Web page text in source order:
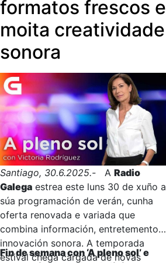
‘Lixa e verniz'; series documentais,
como ‘Invasoras: unha ameaza
silente’ , ou osconcertos en directo
máis apetecibles do circuíto
formatos frescos e
moita creatividade
sonora
Santiago, 30.6.2025.- A Radio
Galega estrea este luns 30 de xuño a
súa programación de verán, cunha
oferta renovada e variada que
combina información, entretemento e
innovación sonora. A temporada
estival chega cargada de novas
Fin de semana con ‘A pleno sol’ e